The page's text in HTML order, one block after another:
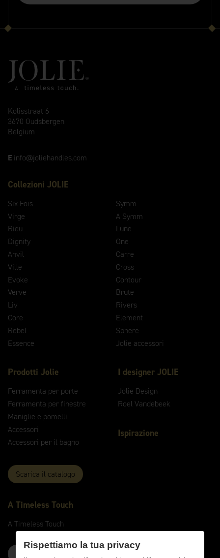
Kolisstraat 6
3670 Oudsbergen
Belgium
E info@joliehandles.com
Collezioni JOLIE
Six Fois
Virge
Rieu
Dignity
Anvil
Ville
Evoke
Verve
Liv
Core
Rebel
Essence
Symm
A Symm
Lune
One
Carre
Cross
Contour
Brute
Rivers
Element
Sphere
Jolie accessori
Prodotti Jolie
Ferramenta per porte
Ferramenta per finestre
Maniglie e pomelli
Accessori
Accessori per il bagno
Scarica il catalogo
I designer JOLIE
Jolie Design
Roel Vandebeek
Ispirazione
A Timeless Touch
A TimelessTouch
Rispettiamo la tua privacy